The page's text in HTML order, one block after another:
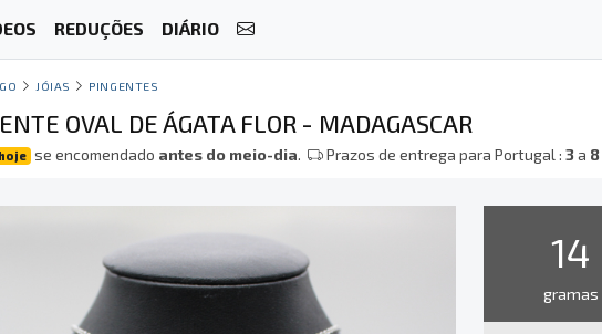
REDUÇÕES DIÁRIO
JÓIAS PINGENTES
OVAL DE ÁGATA FLOR - MADAGASCAR
se encomendado antes do meio-dia. Prazos de entrega para Portugal :3a 8
14
gramas